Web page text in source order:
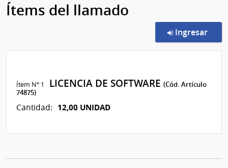
Ítems del llamado
Ingresar
Ítem Nº 1 LICENCIA DE SOFTWARE(Cód. Artículo
74875)
Cantidad: 12,00 UNIDAD